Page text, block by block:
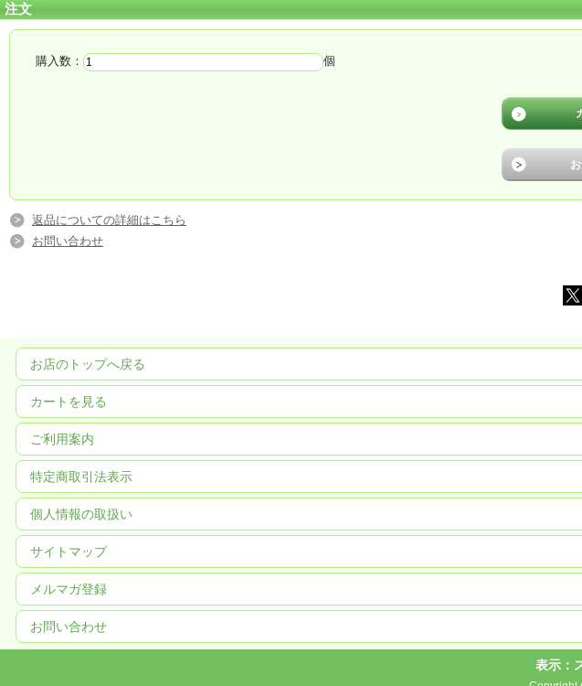
注文
購入数： 個
返品についての詳細はこちら
お問い合わせ
お店のトップへ戻る
カートを見る
ご利用案内
特定商取引法表示
個人情報の取扱い
サイトマップ
メルマガ登録
お問い合わせ
表示：